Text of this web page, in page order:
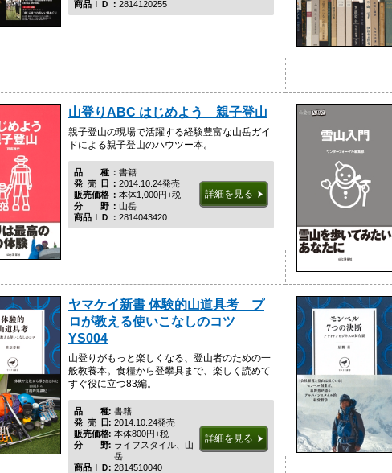
商品ＩＤ
2814120255
山登りABC はじめよう 親子登山
親子登山の現場で活躍する経験豊富な山岳ガイ
ドによる親子登山のハウツー本。
品種書籍
発売日 2014.10.24発売
販売価格
本体1,000円+税
分野山岳
商品ＩＤ
2814043420
詳細を見る
ヤマケイ新書 体験的山道具考 プ
ロが教える使いこなしのコツ
YS004
山登りがもっと楽しくなる、登山者のための一
般教養本。食糧から登攀具まで、楽しく読めて
すぐ役に立つ83編。
品種
書籍
発売日 2014.10.24発売
販売価格 本体800円+税
分野ライフスタイル、山
岳
商品ＩＤ 2814510040
詳細を見る